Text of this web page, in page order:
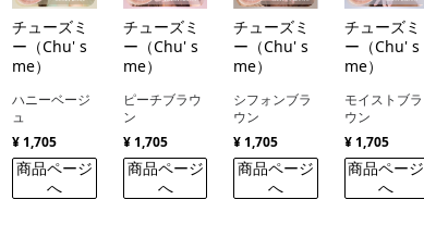
チューズミ
ー（Chu' s
me）
ハニーベージ
ュ
¥ 1,705
商品ページ
へ
チューズミ
ー（Chu' s
me）
ピーチブラウ
ン
¥ 1,705
商品ページ
へ
チューズミ
ー（Chu' s
me）
シフォンブラ
ウン
¥ 1,705
商品ページ
へ
チューズミ
ー（Chu' s
me）
モイストブラ
ウン
¥ 1,705
商品ページ
へ